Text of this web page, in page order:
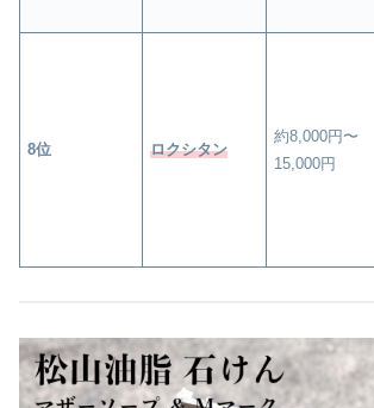
8位 ロクシタン
約8,000円〜
15,000円